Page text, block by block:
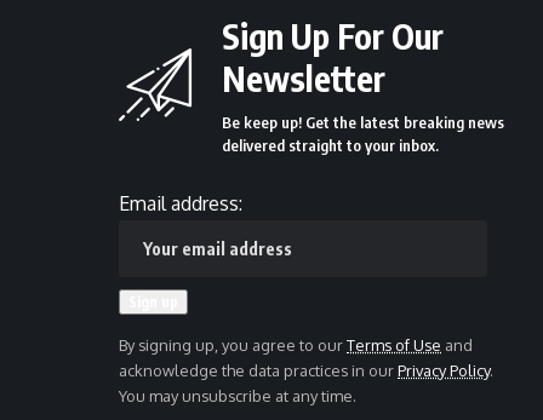
Sign Up For Our
Newsletter
Be keep up! Get the latest breaking news
delivered straight to your inbox.
Email address:
By signing up, you agree to ourTerms of Use and
acknowledge the data practices in ourPrivacy Policy.
You may unsubscribe at any time.